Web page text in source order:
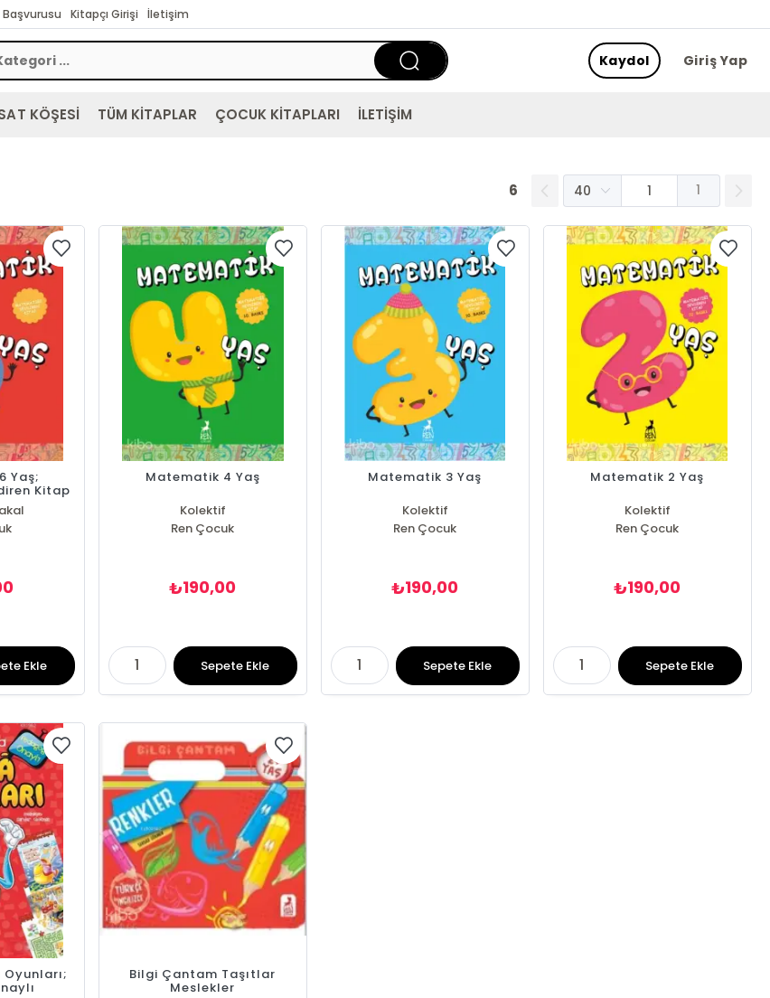
Başvurusu Kitapçı Girişi İletişim
Giriş Yap
Kaydol
KÖŞESİ TÜM KİTAPLAR ÇOCUK KİTAPLARI İLETİŞİM
6 1
Yaş;
Kitap
Ekle
Matematik 4 Yaş
Kolektif
Ren Çocuk
₺190,00
Sepete Ekle
Matematik 3 Yaş
Kolektif
Ren Çocuk
₺190,00
Sepete Ekle
Matematik 2 Yaş
Kolektif
Ren Çocuk
₺190,00
Sepete Ekle
Bilgi Çantam Taşıtlar
Meslekler